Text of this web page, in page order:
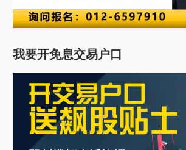
我要开免息交易户口